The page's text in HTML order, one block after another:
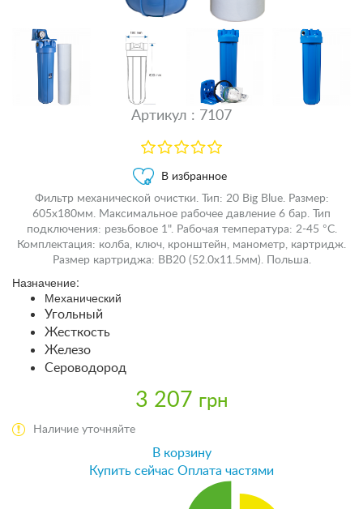
Артикул : 7107
В избранное
Фильтр механической очистки. Тип: 20 Big Blue. Размер:
605x180мм. Максимальное рабочее давление 6 бар. Тип
подключения: резьбовое 1". Рабочая температура: 2-45 °С.
Комплектация: колба, ключ, кронштейн, манометр, картридж.
Размер картриджа: BB20 (52.0x11.5мм). Польша.
Назначение:
Механический
Угольный
Жесткость
Железо
Сероводород
3 207 грн
Наличие уточняйте
В корзину
Купить сейчас Оплата частями